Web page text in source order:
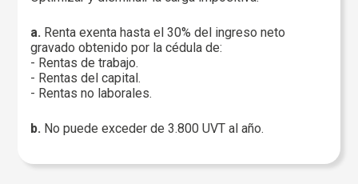
a. Renta exenta hasta el 30% del ingreso neto
gravado obtenido por la cédula de:
- Rentas de trabajo.
- Rentas del capital.
- Rentas no laborales.
b. No puede exceder de 3.800 UVT al año.